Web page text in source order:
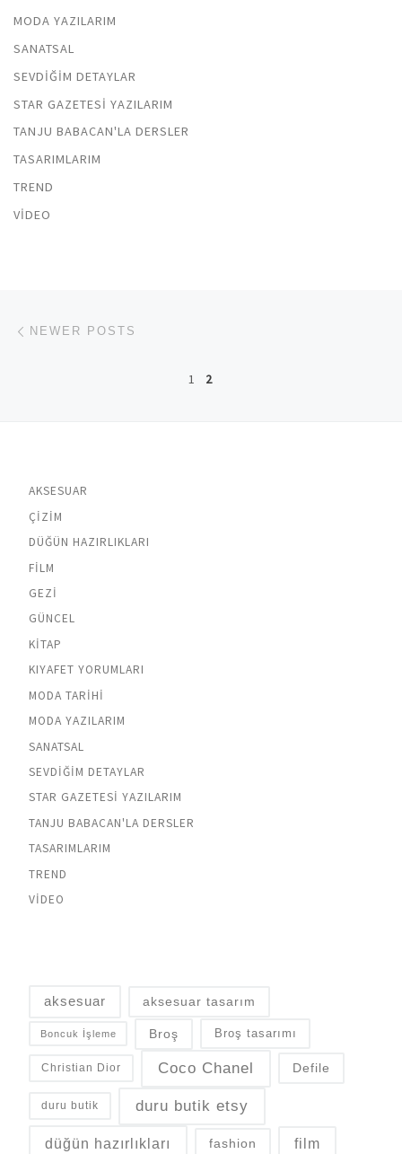
MODA YAZILARIM
SANATSAL
SEVDIĞIM DETAYLAR
STAR GAZETESI YAZILARIM
TANJU BABACAN'LA DERSLER
TASARIMLARIM
TREND
VIDEO
Posts navigation
NEWER POSTS
1 2
AKSESUAR
ÇIZIM
DÜĞÜN HAZIRLIKLARI
FILM
GEZI
GÜNCEL
KITAP
KIYAFET YORUMLARI
MODA TARIHI
MODA YAZILARIM
SANATSAL
SEVDIĞIM DETAYLAR
STAR GAZETESI YAZILARIM
TANJU BABACAN'LA DERSLER
TASARIMLARIM
TREND
VIDEO
aksesuar aksesuar tasarım
Boncuk İşleme Broş Broş tasarımı
Christian Dior Coco Chanel Defile
duru butik duru butik etsy
düğün hazırlıkları fashion film